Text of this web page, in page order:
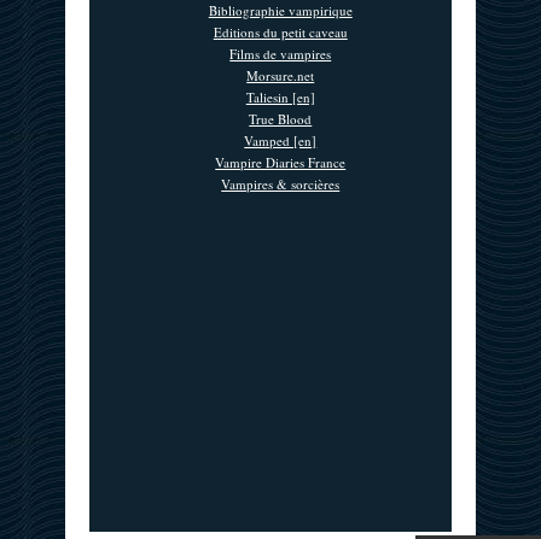
Bibliographie vampirique
Editions du petit caveau
Films de vampires
Morsure.net
Taliesin [en]
True Blood
Vamped [en]
Vampire Diaries France
Vampires & sorcières